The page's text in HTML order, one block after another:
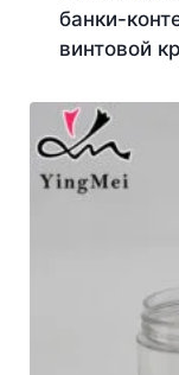
банки-
винтовой